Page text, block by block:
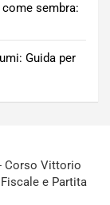
sembra:
Guida per
Corso Vittorio
e Partita